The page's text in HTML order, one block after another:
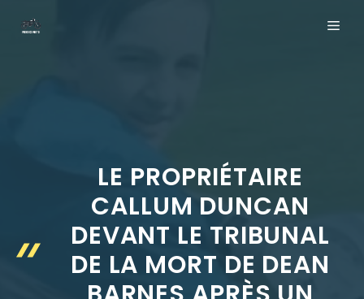
LE PROPRIÉTAIRE
CALLUM DUNCAN
DEVANT LE TRIBUNAL
DE LA MORT DE DEAN